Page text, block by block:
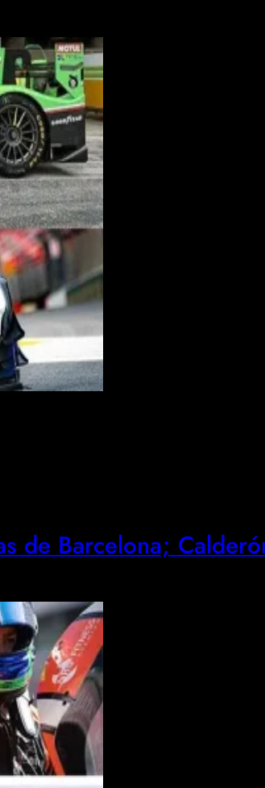
de Barcelona;